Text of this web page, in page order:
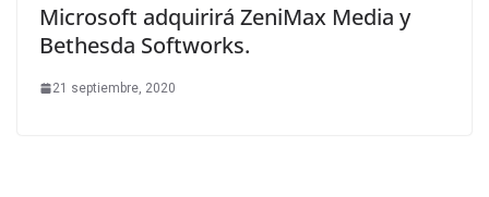
Microsoft adquirirá ZeniMax Media y
Bethesda Softworks.
21 septiembre, 2020